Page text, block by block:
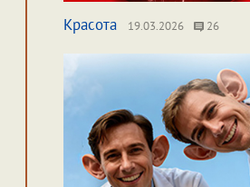
Красота 19.03.2026 26